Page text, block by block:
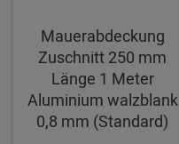
Mauerabdeckung
Zuschnitt 250 mm
Länge 1 Meter
Aluminium walzblank
0,8 mm (Standard)